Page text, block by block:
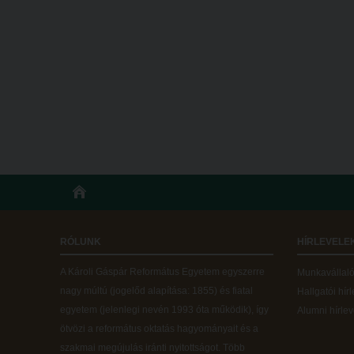
RÓLUNK
A Károli Gáspár Református Egyetem egyszerre
nagy múltú (jogelőd alapítása: 1855) és fiatal
egyetem (jelenlegi nevén 1993 óta működik), így
ötvözi a református oktatás hagyományait és a
szakmai megújulás iránti nyitottságot. Több
Hallgatói
Alumni